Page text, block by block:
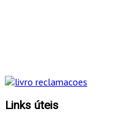
Links úteis